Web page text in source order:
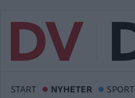
START NYHETER SPORT